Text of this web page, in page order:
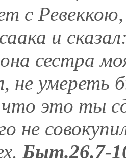
с
и
сестра
не умереть
что это ты
не
. Быт.26.7-